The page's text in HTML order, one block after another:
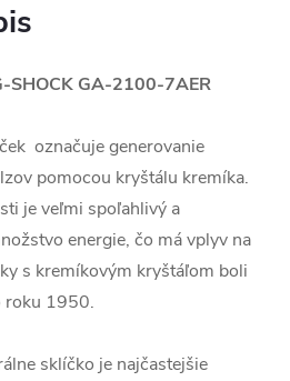
SHOCK GA-2100-7AER
označuje generovanie
pomocou kryštálu kremíka.
je veľmi spoľahlivý a
energie, čo má vplyv na
s kremíkovým kryštáľom boli
roku 1950.
sklíčko je najčastejšie